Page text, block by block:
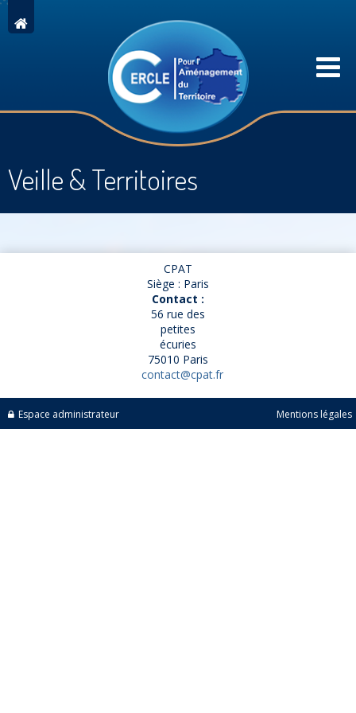
Veille & Territoires
CPAT
Siège : Paris
Contact :
56 rue des
petites
écuries
75010 Paris
contact@cpat.fr
Espace administrateur Mentions légales